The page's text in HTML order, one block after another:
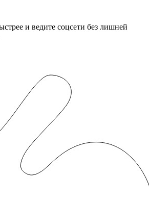
и ведите соцсети без лишней